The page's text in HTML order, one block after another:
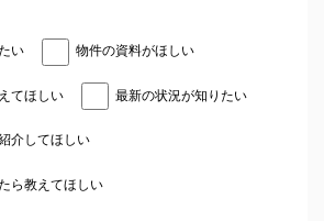
い 物件の資料がほしい
てほしい 最新の状況が知りたい
介してほしい
ら教えてほしい